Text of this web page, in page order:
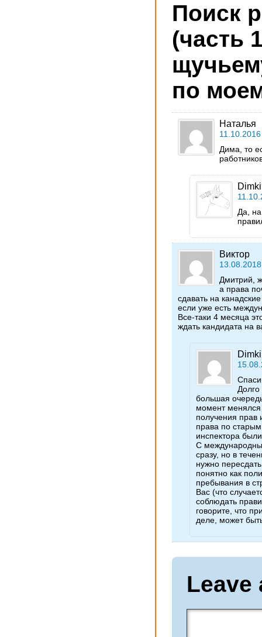
Поиск
(часть
по
Наталья
Дима, то
Да,
Виктор
Дмитрий,
а права
сдавать на
если уже есть
Все-таки 4 месяца
ждать кандидата на
большая
момент менялся
получения прав
права по
инспектора
С
сразу, но в
нужно
понятно как
пребывания в
Вас (что
соблюдать
говорите, что
деле, может
Leave